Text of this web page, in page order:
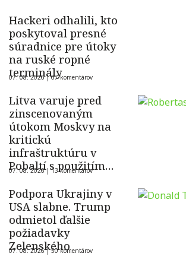
Hackeri odhalili, kto
poskytoval presné
súradnice pre útoky
na ruské ropné
terminály
07. 08. 2026 |67 komentárov
Litva varuje pred
zinscenovaným
útokom Moskvy na
kritickú
infraštruktúru v
Pobaltí s použitím
ukrajinského dronu
07. 08. 2026 |13 komentárov
Podpora Ukrajiny v
USA slabne. Trump
odmietol ďalšie
požiadavky
Zelenského
07. 08. 2026 |50 komentárov